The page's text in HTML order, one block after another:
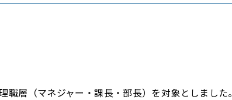
職層（マネジャー・課長・部長）を対象としました。